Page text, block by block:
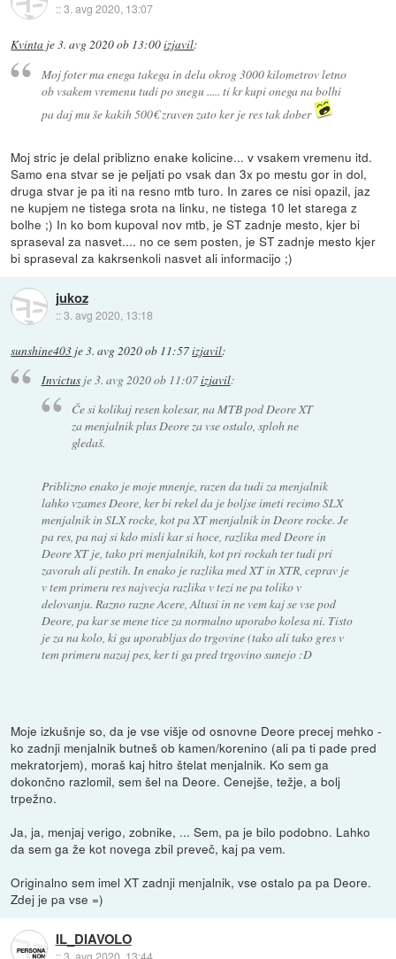
::3. avg 2020, 13:07
Kvinta je3. avg 2020 ob 13:00izjavil:
Moj foter ma enega takega in dela okrog 3000 kilometrov letno
ob vsakem vremenu tudi po snegu ..... ti kr kupi onega na bolhi
pa daj mu še kakih 500€ zraven zato ker je res tak dober
Moj stric je delal priblizno enake kolicine... v vsakem vremenu itd.
Samo ena stvar se je peljati po vsak dan 3x po mestu gor in dol,
druga stvar je pa iti na resno mtb turo. In zares ce nisi opazil, jaz
ne kupjem ne tistega srota na linku, ne tistega 10 let starega z
bolhe ;) In ko bom kupoval nov mtb, je ST zadnje mesto, kjer bi
spraseval za nasvet.... no ce sem posten, je ST zadnje mesto kjer
bi spraseval za kakrsenkoli nasvet ali informacijo ;)
jukoz
::3. avg 2020, 13:18
sunshine403 je3. avg 2020 ob 11:57izjavil:
Invictusje3. avg 2020 ob 11:07izjavil:
Če si kolikaj resen kolesar, na MTB pod Deore XT
za menjalnik plus Deore za vse ostalo, sploh ne
gledaš.
Priblizno enako je moje mnenje, razen da tudi za menjalnik
lahko vzames Deore, ker bi rekel da je boljse imeti recimo SLX
menjalnik in SLX rocke, kot pa XT menjalnik in Deore rocke. Je
pa res, pa naj si kdo misli kar si hoce, razlika med Deore in
Deore XT je, tako pri menjalnikih, kot pri rockah ter tudi pri
zavorah ali pestih. In enako je razlika med XT in XTR, ceprav je
v tem primeru res najvecja razlika v tezi ne pa toliko v
delovanju. Razno razne Acere, Altusi in ne vem kaj se vse pod
Deore, pa kar se mene tice za normalno uporabo kolesa ni. Tisto
je za na kolo, ki ga uporabljas do trgovine (tako ali tako gres v
tem primeru nazaj pes, ker ti ga pred trgovino sunejo :D
Moje izkušnje so, da je vse višje od osnovne Deore precej mehko -
ko zadnji menjalnik butneš ob kamen/korenino (ali pa ti pade pred
mekratorjem), moraš kaj hitro štelat menjalnik. Ko sem ga
dokončno razlomil, sem šel na Deore. Cenejše, težje, a bolj
trpežno.
Ja, ja, menjaj verigo, zobnike, ... Sem, pa je bilo podobno. Lahko
da sem ga že kot novega zbil preveč, kaj pa vem.
Originalno sem imel XT zadnji menjalnik, vse ostalo pa pa Deore.
Zdej je pa vse =)
IL_DIAVOLO